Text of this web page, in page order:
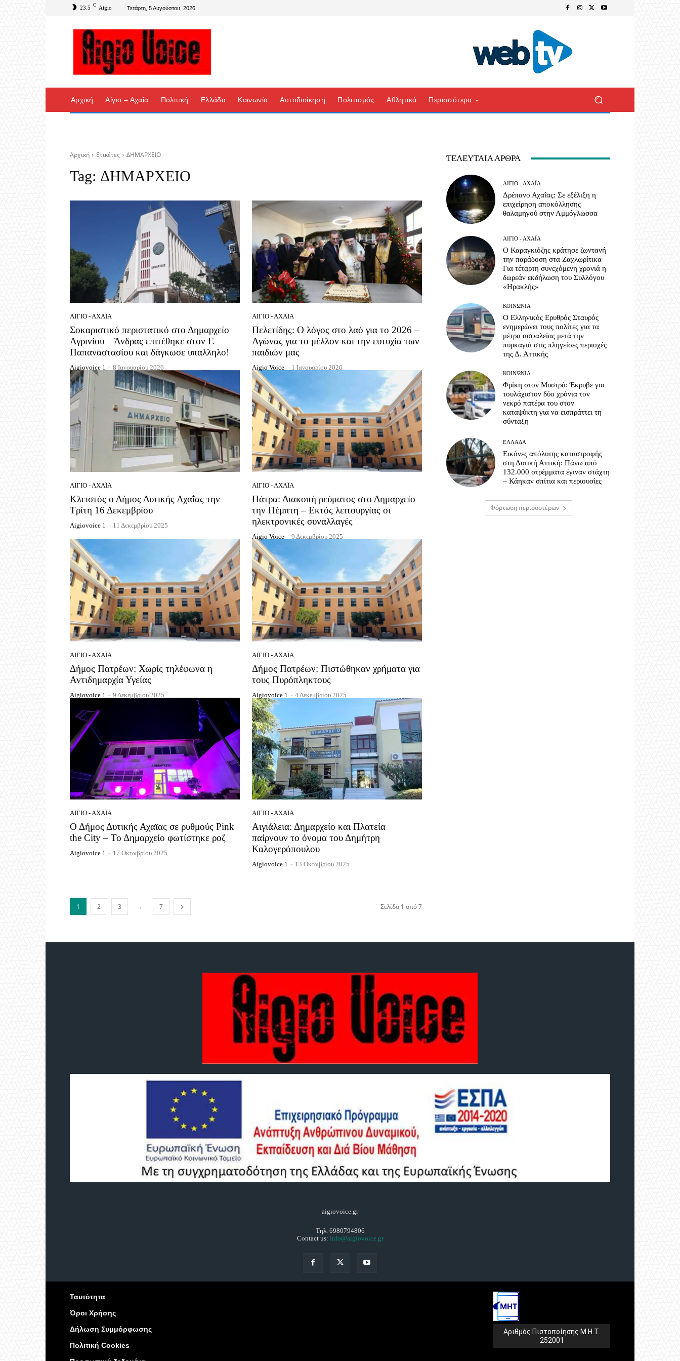
23.5 C Aigio Τετάρτη, 5 Αυγούστου, 2026
Αρχική Αίγιο – Αχαΐα Πολιτική Ελλάδα Κοινωνία Αυτοδιοίκηση Πολιτισμός Αθλητικά Περισσότερα
Αρχική Ετικέτες ΔΗΜΑΡΧΕΙΟ
Tag: ΔΗΜΑΡΧΕΙΟ
ΑΊΓΙΟ - ΑΧΑΪ́Α
Σοκαριστικό περιστατικό στο Δημαρχείο
Αγρινίου – Άνδρας επιτέθηκε στον Γ.
Παπαναστασίου και δάγκωσε υπαλληλο!
Aigiovoice 1 - 8 Ιανουαρίου 2026
ΑΊΓΙΟ - ΑΧΑΪ́Α
Πελετίδης: Ο λόγος στο λαό για το 2026 –
Αγώνας για το μέλλον και την ευτυχία των
παιδιών μας
Aigio Voice - 1 Ιανουαρίου 2026
ΑΊΓΙΟ - ΑΧΑΪ́Α
Κλειστός ο Δήμος Δυτικής Αχαΐας την
Τρίτη 16 Δεκεμβρίου
Aigiovoice 1 - 11 Δεκεμβρίου 2025
ΑΊΓΙΟ - ΑΧΑΪ́Α
Πάτρα: Διακοπή ρεύματος στο Δημαρχείο
την Πέμπτη – Εκτός λειτουργίας οι
ηλεκτρονικές συναλλαγές
Aigio Voice - 9 Δεκεμβρίου 2025
ΑΊΓΙΟ - ΑΧΑΪ́Α
Δήμος Πατρέων: Χωρίς τηλέφωνα η
Αντιδημαρχία Υγείας
Aigiovoice 1 - 9 Δεκεμβρίου 2025
ΑΊΓΙΟ - ΑΧΑΪ́Α
Δήμος Πατρέων: Πιστώθηκαν χρήματα για
τους Πυρόπληκτους
Aigiovoice 1 - 4 Δεκεμβρίου 2025
ΑΊΓΙΟ - ΑΧΑΪ́Α
Ο Δήμος Δυτικής Αχαϊας σε ρυθμούς Pink
the City – Το Δημαρχείο φωτίστηκε ροζ
Aigiovoice 1 - 17 Οκτωβρίου 2025
ΑΊΓΙΟ - ΑΧΑΪ́Α
Αιγιάλεια: Δημαρχείο και Πλατεία
παίρνουν το όνομα του Δημήτρη
Καλογερόπουλου
Aigiovoice 1 - 13 Οκτωβρίου 2025
1 2 3 ... 7 Σελίδα 1 από 7
ΤΕΛΕΥΤΑΊΑ ΆΡΘΡΑ
ΑΊΓΙΟ - ΑΧΑΪ́Α
Δρέπανο Αχαΐας: Σε εξέλιξη η
επιχείρηση αποκόλλησης
θαλαμηγού στην Αμμόγλωσσα
ΑΊΓΙΟ - ΑΧΑΪ́Α
Ο Καραγκιόζης κράτησε ζωντανή
την παράδοση στα Ζαχλωρίτικα –
Για τέταρτη συνεχόμενη χρονιά η
δωρεάν εκδήλωση του Συλλόγου
«Ηρακλής»
ΚΟΙΝΩΝΊΑ
Ο Ελληνικός Ερυθρός Σταυρός
ενημερώνει τους πολίτες για τα
μέτρα ασφαλείας μετά την
πυρκαγιά στις πληγείσες περιοχές
της Δ. Αττικής
ΚΟΙΝΩΝΊΑ
Φρίκη στον Μυστρά: Έκρυβε για
τουλάχιστον δύο χρόνια τον
νεκρό πατέρα του στον
καταψύκτη για να εισπράττει τη
σύνταξη
ΕΛΛΆΔΑ
Εικόνες απόλυτης καταστροφής
στη Δυτική Αττική: Πάνω από
132.000 στρέμματα έγιναν στάχτη
– Κάηκαν σπίτια και περιουσίες
Φόρτωση περισσοτέρων
aigiovoice.gr
Τηλ. 6980794806
Contact us: info@aigiovoice.gr
Ταυτότητα
Όροι Χρήσης
Δήλωση Συμμόρφωσης
Πολιτική Cookies
Αριθμός Πιστοποίησης Μ.Η.Τ.
252001